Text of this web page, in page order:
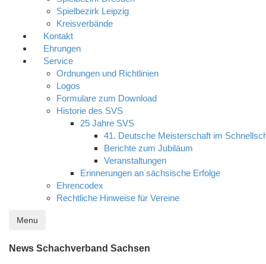
Spielbezirk Leipzig
Kreisverbände
Kontakt
Ehrungen
Service
Ordnungen und Richtlinien
Logos
Formulare zum Download
Historie des SVS
25 Jahre SVS
41. Deutsche Meisterschaft im
Berichte zum Jubiläum
Veranstaltungen
Erinnerungen an sächsische Erfolge
Ehrencodex
Rechtliche Hinweise für Vereine
Menu
News Schachverband Sachsen